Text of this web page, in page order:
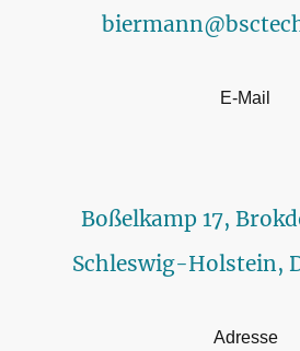
E-Mail
Boßelkamp 17,
Schleswig-Holstein,
Adresse